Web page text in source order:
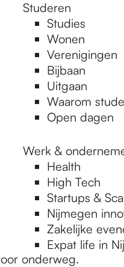
Studeren
Studies
Wonen
Verenigingen
Bijbaan
Uitgaan
Waarom
Open dagen
Werk &
Health
High Tech
Startups &
Nijmegen
Zakelijke
Expat life in
onderweg.